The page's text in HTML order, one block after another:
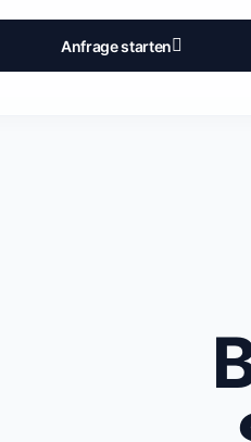
Anfrage starten